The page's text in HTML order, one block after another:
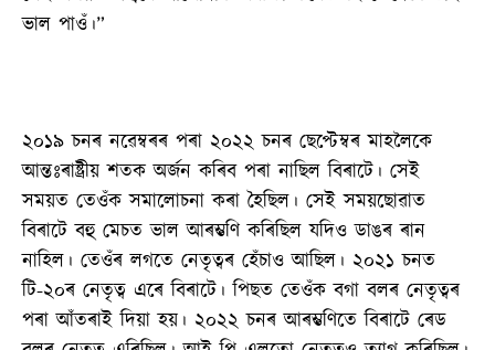
ভাল পাওঁ।”
২০১৯ চনৰ নৱেম্বৰৰ পৰা ২০২২ চনৰ ছেপ্টেম্বৰ মাহলৈকে
আন্তঃৰাষ্ট্ৰীয় শতক অৰ্জন কৰিব পৰা নাছিল বিৰাটে। সেই
সময়ত তেওঁক সমালোচনা কৰা হৈছিল। সেই সময়ছোৱাত
বিৰাটে বহু মেচত ভাল আৰম্ভণি কৰিছিল যদিও ডাঙৰ ৰান
নাহিল। তেওঁৰ লগতে নেতৃত্বৰ হেঁচাও আছিল। ২০২১ চনত
টি-২০ৰ নেতৃত্ব এৰে বিৰাটে। পিছত তেওঁক বগা বলৰ নেতৃত্বৰ
পৰা আঁতৰাই দিয়া হয়। ২০২২ চনৰ আৰম্ভণিতে বিৰাটে ৰেড